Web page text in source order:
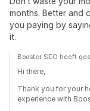
months. Better and
you paying by
it.
Booster SEO heeft
Hi there,
Thank you for your
experience with